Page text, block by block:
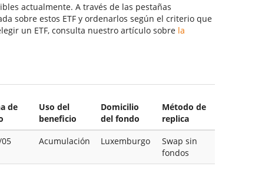
actualmente. A través de las pestañas
sobre estos ETF y ordenarlos según el criterio que
un ETF, consulta nuestro artículo sobre la
de
Uso del
beneficio
Domicilio
del fondo
Método de
replica
Acumulación Luxemburgo
Swap sin
fondos